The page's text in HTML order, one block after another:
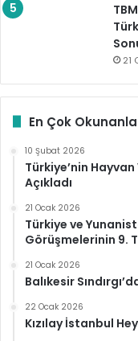
21
En Çok
10 Şubat 2026
Türkiye’nin Hayvan
Açıkladı
21 Ocak 2026
Türkiye ve
Görüşmelerinin 9.
21 Ocak 2026
Balıkesir
22 Ocak 2026
Kızılay İstanbul